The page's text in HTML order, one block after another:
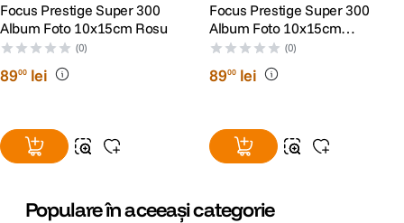
Focus Prestige Super 300
Album Foto 10x15cm Rosu
(0)
8900 lei
Focus Prestige Super 300
Album Foto 10x15cm
Albastru
(0)
8900 lei
Populare în aceeași categorie